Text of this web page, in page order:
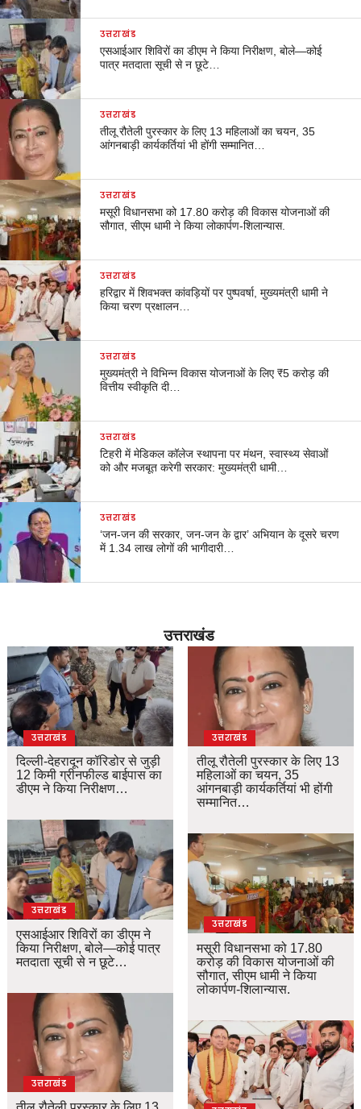
उत्तराखंड
एसआईआर शिविरों का डीएम ने किया निरीक्षण, बोले—कोई
पात्र मतदाता सूची से न छूटे…
उत्तराखंड
तीलू रौतेली पुरस्कार के लिए 13 महिलाओं का चयन, 35
आंगनबाड़ी कार्यकर्तियां भी होंगी सम्मानित…
उत्तराखंड
मसूरी विधानसभा को 17.80 करोड़ की विकास योजनाओं की
सौगात, सीएम धामी ने किया लोकार्पण-शिलान्यास.
उत्तराखंड
हरिद्वार में शिवभक्त कांवड़ियों पर पुष्पवर्षा, मुख्यमंत्री धामी ने
किया चरण प्रक्षालन…
उत्तराखंड
मुख्यमंत्री ने विभिन्न विकास योजनाओं के लिए ₹5 करोड़ की
वित्तीय स्वीकृति दी…
उत्तराखंड
टिहरी में मेडिकल कॉलेज स्थापना पर मंथन, स्वास्थ्य सेवाओं
को और मजबूत करेगी सरकार: मुख्यमंत्री धामी…
उत्तराखंड
‘जन-जन की सरकार, जन-जन के द्वार’ अभियान के दूसरे चरण
में 1.34 लाख लोगों की भागीदारी…
उत्तराखंड
उत्तराखंड
दिल्ली-देहरादून कॉरिडोर से जुड़ी
12 किमी ग्रीनफील्ड बाईपास का
डीएम ने किया निरीक्षण…
उत्तराखंड
एसआईआर शिविरों का डीएम ने
किया निरीक्षण, बोले—कोई पात्र
मतदाता सूची से न छूटे…
उत्तराखंड
उत्तराखंड
तीलू रौतेली पुरस्कार के लिए 13
महिलाओं का चयन, 35
आंगनबाड़ी कार्यकर्तियां भी होंगी
सम्मानित…
उत्तराखंड
मसूरी विधानसभा को 17.80
करोड़ की विकास योजनाओं की
सौगात, सीएम धामी ने किया
लोकार्पण-शिलान्यास.